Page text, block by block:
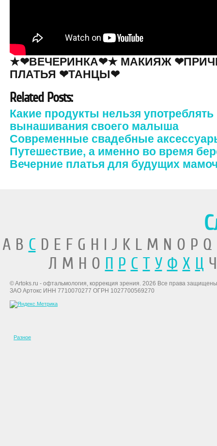
★❤ВЕЧЕРИНКА❤★ МАКИЯЖ
ПЛАТЬЯ ❤ТАНЦЫ❤
Related Posts:
Какие продукты нельзя
вынашивания своего малыша
Современные свадебные
Путешествие, а именно во время
Вечерние платья для будущих
A B CD E F G H I J K L M N O P
Л М Н О П Р С Т У Ф Х Ц
© Artoks.ru - офтальмология, коррекция зрения. 2026 Все права
ЗАО Артокс ИНН 7710070277 ОГРН 1027700569270
Разное